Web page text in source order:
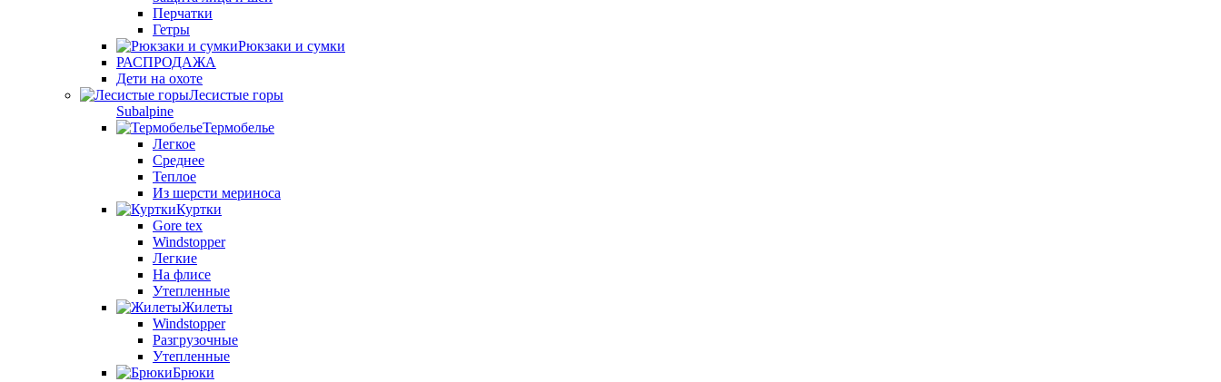
Перчатки
Гетры
Рюкзаки и сумки
РАСПРОДАЖА
Дети на охоте
Лесистые горы
Subalpine
Термобелье
Легкое
Среднее
Теплое
Из шерсти мериноса
Куртки
Gore tex
Windstopper
Легкие
На флисе
Утепленные
Жилеты
Windstopper
Разгрузочные
Утепленные
Брюки